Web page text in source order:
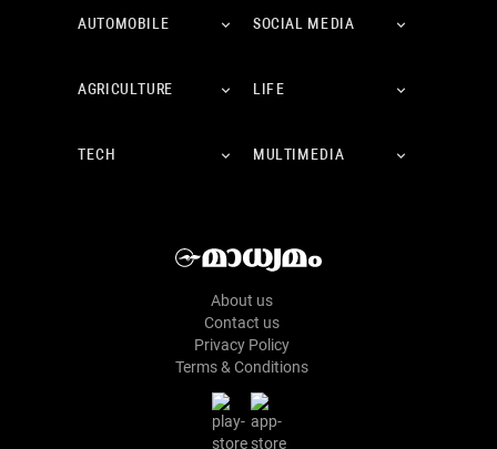
AUTOMOBILE SOCIAL MEDIA
AGRICULTURE LIFE
TECH MULTIMEDIA
About us
Contact us
Privacy Policy
Terms & Conditions